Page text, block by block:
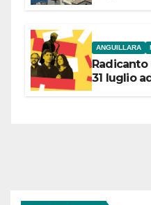
ANGUILLARA
31 luglio